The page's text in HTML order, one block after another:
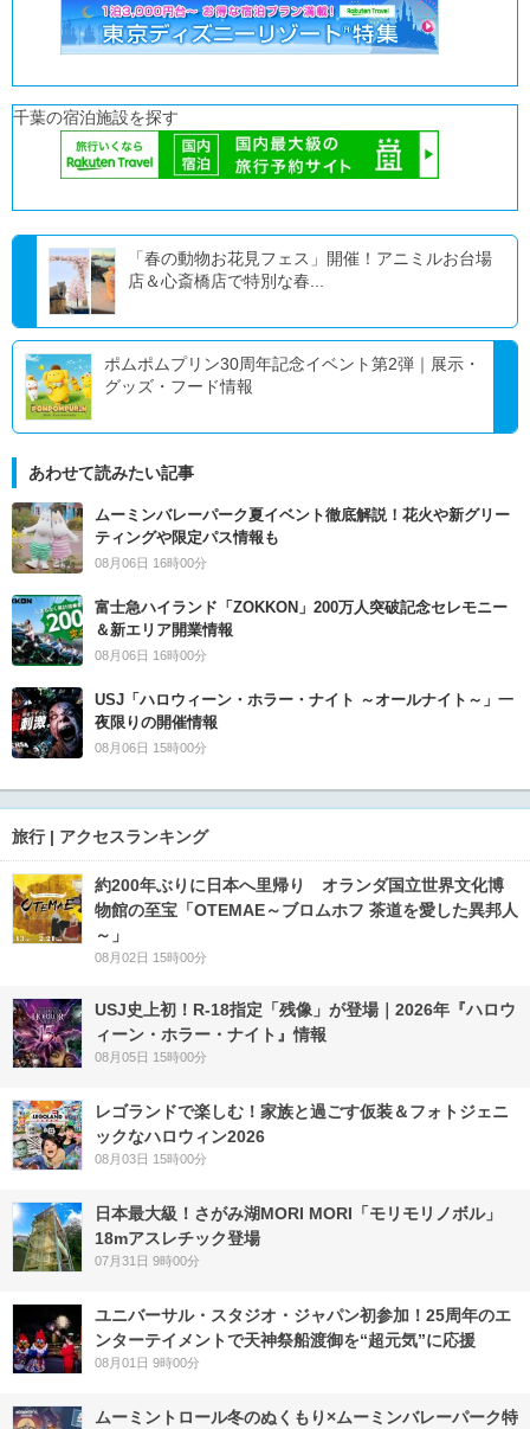
千葉の宿泊施設を探す
「春の動物お花見フェス」開催！アニミルお台場
店＆心斎橋店で特別な春...
ポムポムプリン30周年記念イベント第2弾｜展示・
グッズ・フード情報
あわせて読みたい記事
ムーミンバレーパーク夏イベント徹底解説！花火や新グリー
ティングや限定パス情報も
08月06日 16時00分
富士急ハイランド「ZOKKON」200万人突破記念セレモニー
＆新エリア開業情報
08月06日 16時00分
USJ「ハロウィーン・ホラー・ナイト ～オールナイト～」一
夜限りの開催情報
08月06日 15時00分
旅行 | アクセスランキング
約200年ぶりに日本へ里帰り オランダ国立世界文化博
物館の至宝「OTEMAE～ブロムホフ 茶道を愛した異邦人
～」
08月02日 15時00分
USJ史上初！R-18指定「残像」が登場｜2026年『ハロウ
ィーン・ホラー・ナイト』情報
08月05日 15時00分
レゴランドで楽しむ！家族と過ごす仮装＆フォトジェニ
ックなハロウィン2026
08月03日 15時00分
日本最大級！さがみ湖MORI MORI「モリモリノボル」
18mアスレチック登場
07月31日 9時00分
ユニバーサル・スタジオ・ジャパン初参加！25周年のエ
ンターテイメントで天神祭船渡御を“超元気”に応援
08月01日 9時00分
ムーミントロール冬のぬくもり×ムーミンバレーパーク特